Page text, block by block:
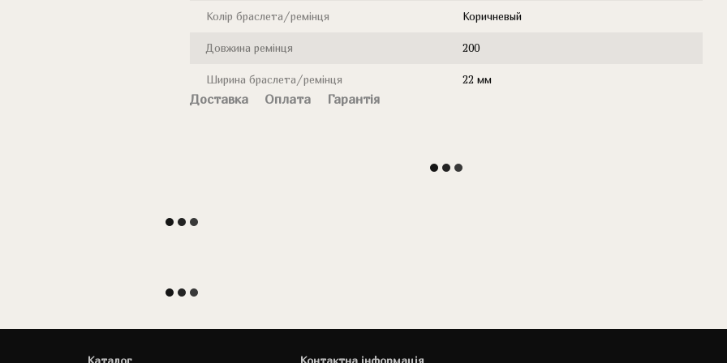
Колір браслета/ремінця Коричневый
Довжина ремінця 200
Ширина браслета/ремінця 22 мм
Доставка Оплата Гарантія
Каталог Контактна інформація